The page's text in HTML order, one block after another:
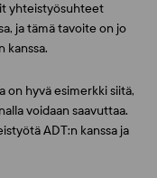
yhteistyösuhteet
ja tämä tavoite on jo
kanssa.
on hyvä esimerkki siitä,
voidaan saavuttaa.
ADT:n kanssa ja